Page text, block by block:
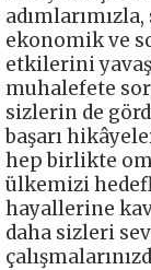
ekonomik ve
etkilerini yavaş
muhalefete
sizlerin de
başarı
hep birlikte
ülkemizi
hayallerine
daha sizleri